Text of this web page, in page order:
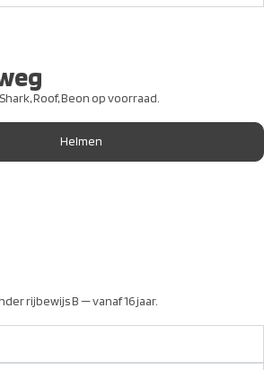
Roof, Beon op voorraad.
Helmen
rijbewijs B — vanaf 16 jaar.